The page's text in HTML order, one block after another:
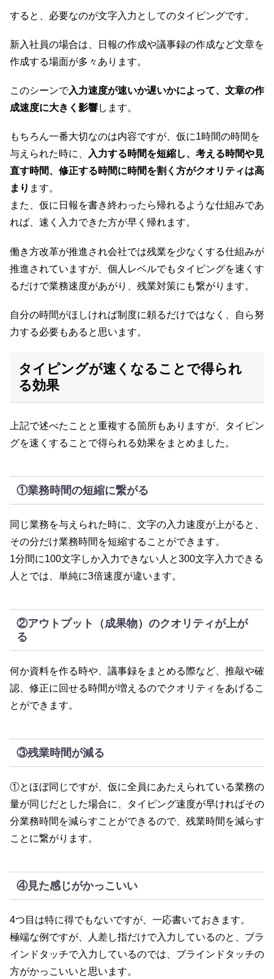
すると、必要なのが文字入力としてのタイピングです。
新入社員の場合は、日報の作成や議事録の作成など文章を
作成する場面が多々あります。
このシーンで入力速度が速いか遅いかによって、文章の作
成速度に大きく影響します。
もちろん一番大切なのは内容ですが、仮に1時間の時間を
与えられた時に、
入力する時間を短縮し、考える時間や見
直す時間、修正する時間に時間を割く方がクオリティは高
まり ます。
また、仮に日報を書き終わったら帰れるような仕組みであ
れば、速く入力できた方が早く帰れます。
働き方改革が推進され会社では残業を少なくする仕組みが
推進されていますが、個人レベルでもタイピングを速くす
るだけで業務速度があがり、残業対策にも繋がります。
自分の時間がほしければ制度に頼るだけではなく、自ら努
力する必要もあると思います。
タイピングが速くなることで得られ
る効果
上記で述べたことと重複する箇所もありますが、タイピン
グを速くすることで得られる効果をまとめました。
①業務時間の短縮に繋がる
同じ業務を与えられた時に、文字の入力速度が上がると、
その分だけ業務時間を短縮することができます。
1分間に100文字しか入力できない人と300文字入力できる
人とでは、単純に3倍速度が違います。
②アウトプット（成果物）のクオリティが上が
る
何か資料を作る時や、議事録をまとめる際など、推敲や確
認、修正に回せる時間が増えるのでクオリティをあげるこ
とができます。
③残業時間が減る
①とほぼ同じですが、仮に全員にあたえられている業務の
量が同じだとした場合に、タイピング速度が早ければその
分業務時間を減らすことができるので、残業時間を減らす
ことに繋がります。
④見た感じがかっこいい
4つ目は特に得でもないですが、一応書いておきます。
極端な例ですが、人差し指だけで入力しているのと、ブラ
インドタッチで入力しているのでは、ブラインドタッチの
方がかっこいいと思います。